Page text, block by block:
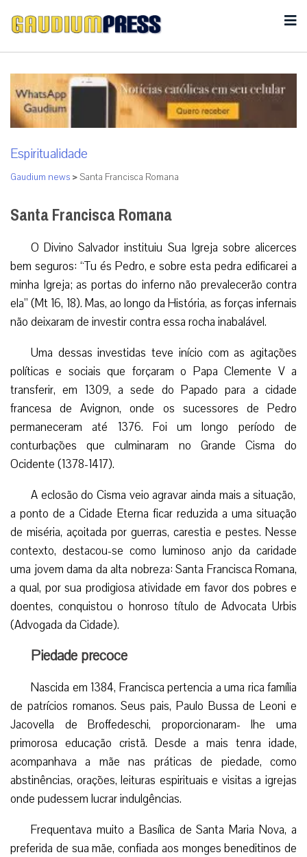
Espiritualidade
Gaudium news >Santa Francisca Romana
Santa Francisca Romana
O Divino Salvador instituiu Sua Igreja sobre alicerces
bem seguros: “Tu és Pedro, e sobre esta pedra edificarei a
minha Igreja; as portas do inferno não prevalecerão contra
ela” (Mt 16, 18). Mas, ao longo da História, as forças infernais
não deixaram de investir contra essa rocha inabalável.
Uma dessas investidas teve início com as agitações
políticas e sociais que forçaram o Papa Clemente V a
transferir, em 1309, a sede do Papado para a cidade
francesa de Avignon, onde os sucessores de Pedro
permaneceram até 1376. Foi um longo período de
conturbações que culminaram no Grande Cisma do
Ocidente (1378-1417).
A eclosão do Cisma veio agravar ainda mais a situação,
a ponto de a Cidade Eterna ficar reduzida a uma situação
de miséria, açoitada por guerras, carestia e pestes. Nesse
contexto, destacou-se como luminoso anjo da caridade
uma jovem dama da alta nobreza: Santa Francisca Romana,
a qual, por sua prodigiosa atividade em favor dos pobres e
doentes, conquistou o honroso título de Advocata Urbis
(Advogada da Cidade).
Piedade precoce
Nascida em 1384, Francisca pertencia a uma rica família
de patrícios romanos. Seus pais, Paulo Bussa de Leoni e
Jacovella de Broffedeschi, proporcionaram- lhe uma
primorosa educação cristã. Desde a mais tenra idade,
acompanhava a mãe nas práticas de piedade, como
abstinências, orações, leituras espirituais e visitas a igrejas
onde pudessem lucrar indulgências.
Frequentava muito a Basílica de Santa Maria Nova, a
preferida de sua mãe, confiada aos monges beneditinos de